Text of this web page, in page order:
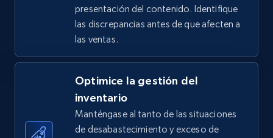
URL, Title, Available, Description, Currency, Initial
price, Final price, Discount percent, and more.
TikTok Shop - discover records by shop url
URL, Title, Available, Description, Currency, Initial
presentación del contenido. Identifique
las discrepancias antes de que afecten a
las ventas.
Optimice la gestión del
inventario
Manténgase al tanto de las situaciones
de desabastecimiento y exceso de